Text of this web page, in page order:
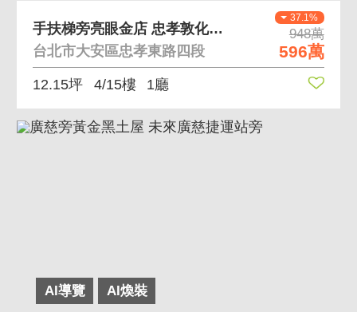
37.1%
948萬
596萬
手扶梯旁亮眼金店 忠孝敦化商場型店面
台北市大安區忠孝東路四段
12.15坪 4/15樓 1廳
AI導覽 AI煥裝